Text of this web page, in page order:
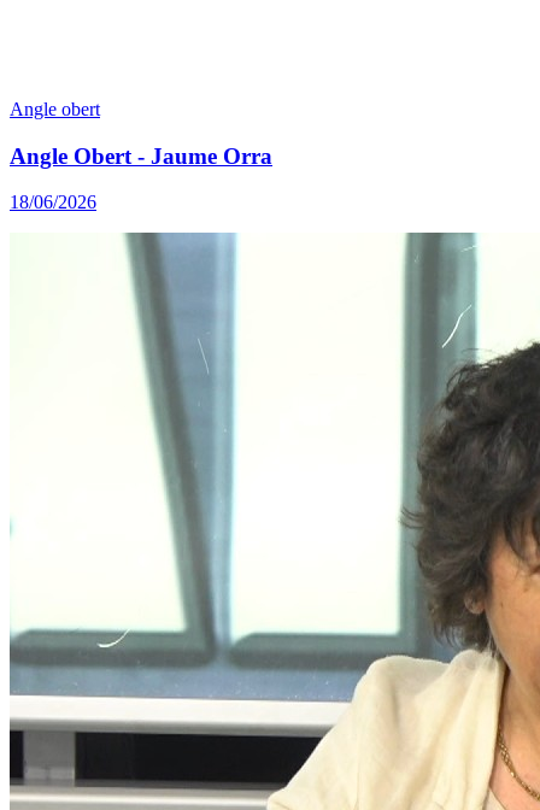
Angle obert
Angle Obert - Jaume Orra
18/06/2026